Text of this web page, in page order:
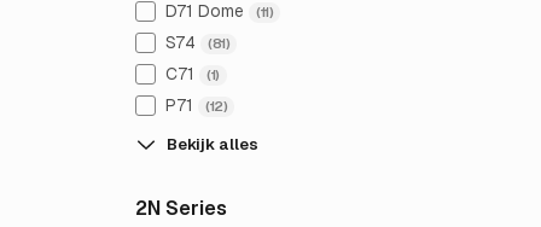
D71 Dome (11)
S74 (81)
C71 (1)
P71 (12)
Bekijk alles
2N Series